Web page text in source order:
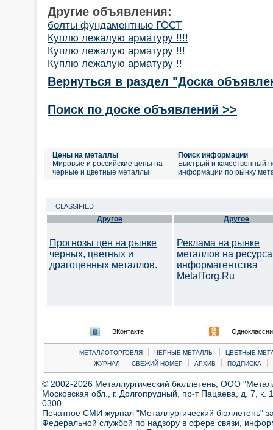
Другие объявления:
болты фундаментные ГОСТ
Куплю лежалую арматуру !!!!
Куплю лежалую арматуру !!!
Куплю лежалую арматуру !!
Вернуться в раздел "Доска
Поиск по доске объявлений >>
Цены на металлы
Мировые и российские цены на
черные и цветные металлы
Поиск информации
Быстрый и качественный
информации по рынку
CLASSIFIED
Другое
Прогнозы цен на рынке
черных, цветных и
драгоценных металлов.
Другое
Реклама на рынке
металлов на
информагентства
MetalTorg.Ru
ВКонтакте
МЕТАЛЛОТОРГОВЛЯ | ЧЕРНЫЕ МЕТАЛЛЫ |
ЦВЕТНЫЕ
ЖУРНАЛ
| СВЕЖИЙ НОМЕР | АРХИВ | ПОДПИСКА |
© 2002-2026 Металлургический бюллетень, ООО
Московская обл., г. Долгопрудный, пр-т Пацаева, д. 7,
0300
Печатное СМИ журнал "Металлургический бюллетень"
Федеральной службой по надзору в сфере связи,